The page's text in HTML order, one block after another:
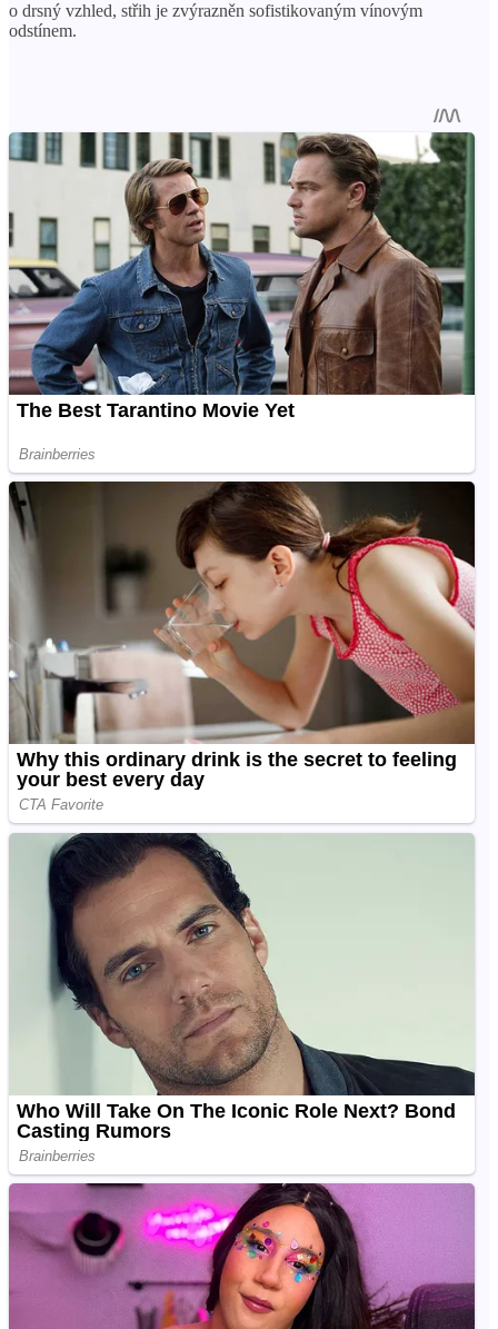
o drsný vzhled, střih je zvýrazněn sofistikovaným vínovým
odstínem.